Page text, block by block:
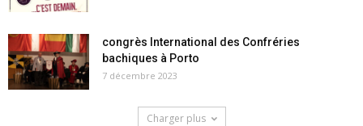
congrès International des Confréries
bachiques à Porto
7 décembre 2023
Charger plus